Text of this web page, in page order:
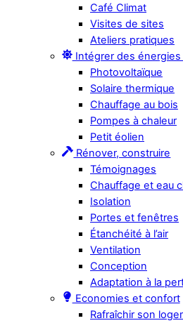
Café Climat
Visites de sites
Ateliers pratiques
Intégrer des énergies
Photovoltaïque
Solaire thermique
Chauffage au bois
Pompes à chaleur
Petit éolien
Rénover, construire
Témoignages
Chauffage et eau
Isolation
Portes et fenêtres
Étanchéité à l’air
Ventilation
Conception
Adaptation à la
Economies et confort
Rafraîchir son